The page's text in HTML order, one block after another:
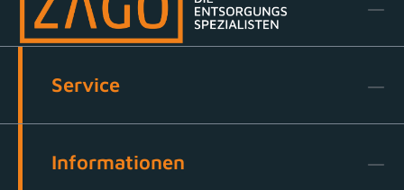
Service
Informationen